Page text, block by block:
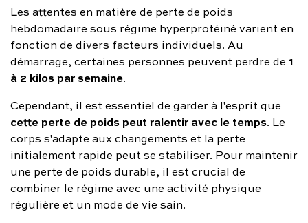
Les attentes en matière de perte de poids
hebdomadaire sous régime hyperprotéiné varient en
fonction de divers facteurs individuels. Au
démarrage, certaines personnes peuvent perdre de 1
à 2 kilos par semaine.
Cependant, il est essentiel de garder à l'esprit que
cette perte de poids peut ralentir avec le temps. Le
corps s'adapte aux changements et la perte
initialement rapide peut se stabiliser. Pour maintenir
une perte de poids durable, il est crucial de
combiner le régime avec une activité physique
régulière et un mode de vie sain.